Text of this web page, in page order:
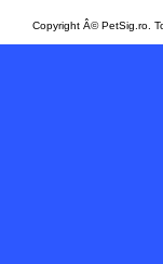
Copyright Â© PetSig.ro.